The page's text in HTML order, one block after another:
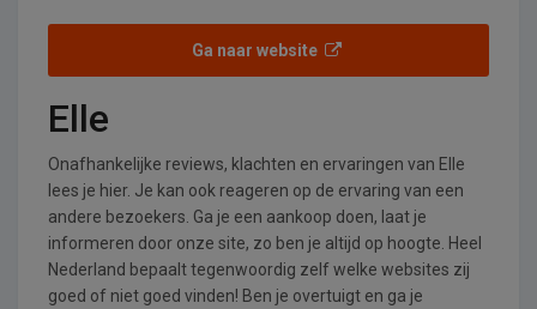
Ga naar website
Elle
Onafhankelijke reviews, klachten en ervaringen van Elle
lees je hier. Je kan ook reageren op de ervaring van een
andere bezoekers. Ga je een aankoop doen, laat je
informeren door onze site, zo ben je altijd op hoogte. Heel
Nederland bepaalt tegenwoordig zelf welke websites zij
goed of niet goed vinden! Ben je overtuigt en ga je